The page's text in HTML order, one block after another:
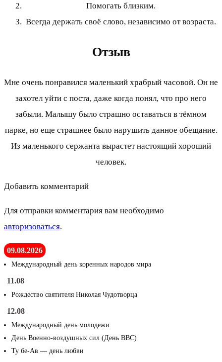
Помогать близким.
Всегда держать своё слово, независимо от возраста.
Отзыв
Мне очень понравился маленький храбрый часовой. Он не
захотел уйти с поста, даже когда понял, что про него
забыли. Малышу было страшно оставаться в тёмном
парке, но еще страшнее было нарушить данное обещание.
Из маленького сержанта вырастет настоящий хороший
человек.
Добавить комментарий
Для отправки комментария вам необходимо
авторизоваться.
09.08.2026
Международный день коренных народов мира
11.08
Рождество святителя Николая Чудотворца
12.08
Международный день молодежи
День Военно-воздушных сил (День ВВС)
Ту бе-Ав — день любви